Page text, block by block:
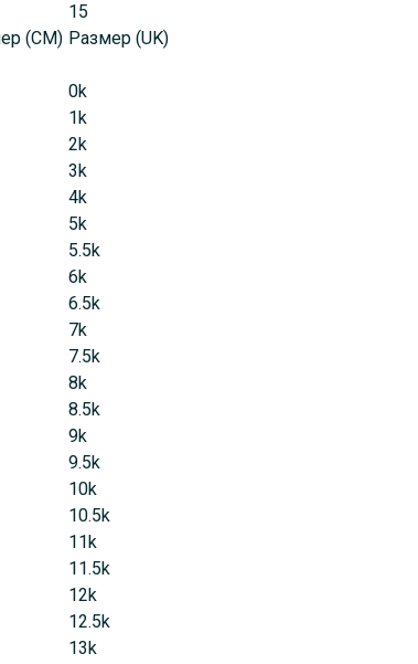
15
(CM) Размер (UK)
0k
1k
2k
3k
4k
5k
5.5k
6k
6.5k
7k
7.5k
8k
8.5k
9k
9.5k
10k
10.5k
11k
11.5k
12k
12.5k
13k